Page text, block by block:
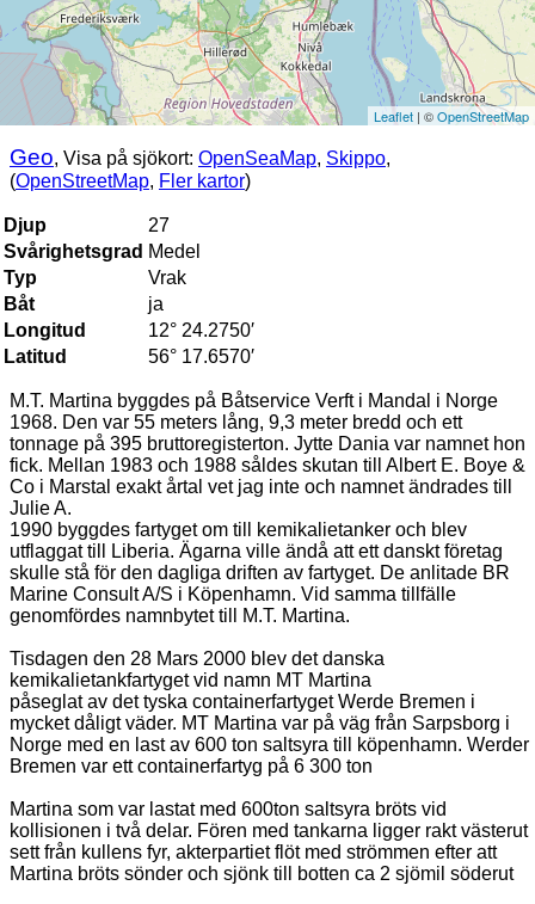
Leaflet | ©OpenStreetMap
Geo, Visa på sjökort: OpenSeaMap, Skippo,
(OpenStreetMap, Fler kartor)
Djup
27
Svårighetsgrad Medel
Typ
Vrak
Båt
ja
Longitud
12° 24.2750′
Latitud
56° 17.6570′
M.T. Martina byggdes på Båtservice Verft i Mandal i Norge
1968. Den var 55 meters lång, 9,3 meter bredd och ett
tonnage på 395 bruttoregisterton. Jytte Dania var namnet hon
fick. Mellan 1983 och 1988 såldes skutan till Albert E. Boye &
Co i Marstal exakt årtal vet jag inte och namnet ändrades till
Julie A.
1990 byggdes fartyget om till kemikalietanker och blev
utflaggat till Liberia. Ägarna ville ändå att ett danskt företag
skulle stå för den dagliga driften av fartyget. De anlitade BR
Marine Consult A/S i Köpenhamn. Vid samma tillfälle
genomfördes namnbytet till M.T. Martina.
Tisdagen den 28 Mars 2000 blev det danska
kemikalietankfartyget vid namn MT Martina
påseglat av det tyska containerfartyget Werde Bremen i
mycket dåligt väder. MT Martina var på väg från Sarpsborg i
Norge med en last av 600 ton saltsyra till köpenhamn. Werder
Bremen var ett containerfartyg på 6 300 ton
Martina som var lastat med 600ton saltsyra bröts vid
kollisionen i två delar. Fören med tankarna ligger rakt västerut
sett från kullens fyr, akterpartiet flöt med strömmen efter att
Martina bröts sönder och sjönk till botten ca 2 sjömil söderut